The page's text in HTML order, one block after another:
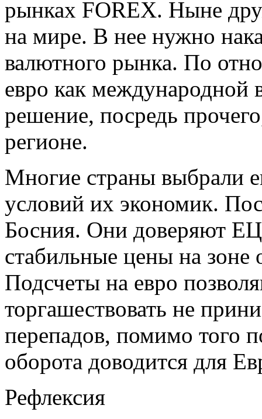
рынках FOREX. Ныне
на мире. В нее нужно
валютного рынка. По
евро как международной
решение, посредь
регионе.
Многие страны выбрали
условий их экономик.
Босния. Они доверяют
стабильные цены на
Подсчеты на евро
торгашествовать не
перепадов, помимо того
оборота доводится для
Рефлексия